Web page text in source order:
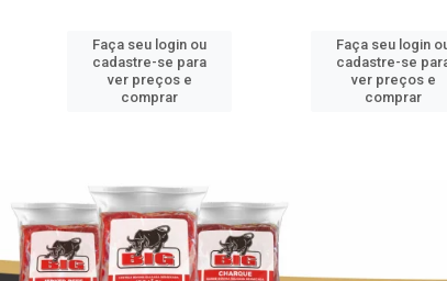
Faça seu login ou
cadastre-se para
ver preços e
comprar
Faça seu login
cadastre-se
ver preços e
comprar